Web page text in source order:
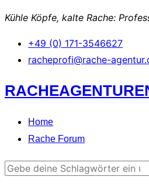
Kühle Köpfe, kalte Rache:
+49 (0) 171-3546627
racheprofi@rache-
Zum
Inhalt
springenHome
Rache Forum
Suchen